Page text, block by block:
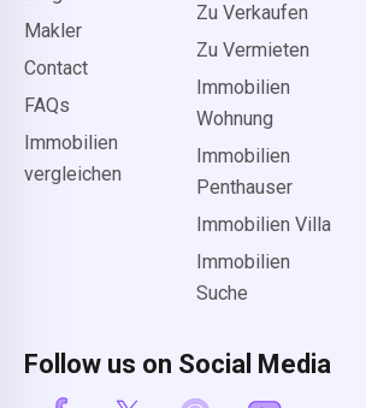
Makler
Contact
FAQs
Immobilien
vergleichen
Zu Verkaufen
Zu Vermieten
Immobilien
Wohnung
Immobilien
Penthauser
Immobilien Villa
Immobilien
Suche
Follow us on Social Media